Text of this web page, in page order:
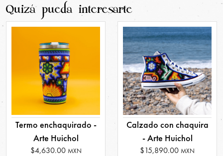
Quizá pueda interesarte
Termo enchaquirado -
Arte Huichol
$4,630.00 MXN
Calzado con chaquira
- Arte Huichol
$15,890.00 MXN